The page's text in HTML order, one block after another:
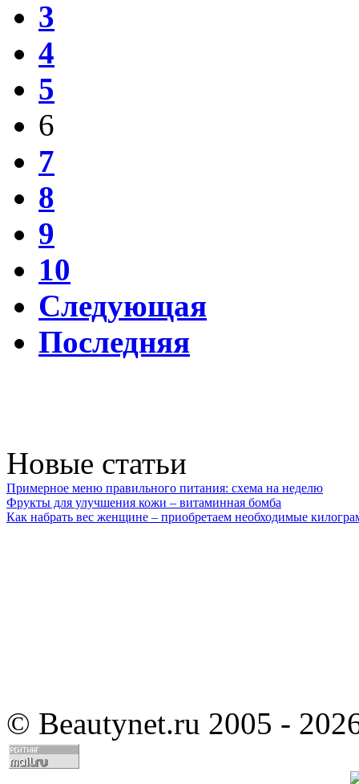
3
4
5
6
7
8
9
10
Следующая
Последняя
Новые статьи
Примерное меню правильного питания: схема на неделю
Фрукты для улучшения кожи – витаминная бомба
Как набрать вес женщине – приобретаем необходимые
© Beautynet.ru 2005 -